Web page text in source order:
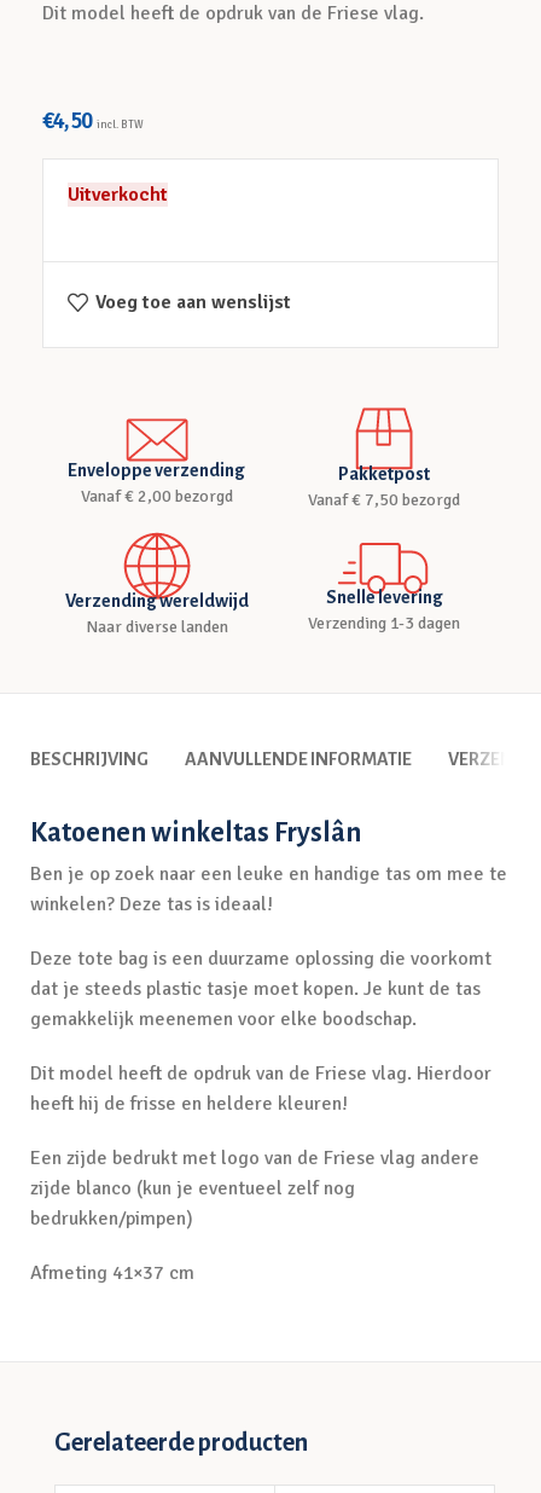
Dit model heeft de opdruk van de Friese vlag.
€4,50 incl. BTW
Uitverkocht
Voeg toe aan wenslijst
Enveloppe verzending
Vanaf € 2,00 bezorgd
Pakketpost
Vanaf € 7,50 bezorgd
Verzending wereldwijd
Naar diverse landen
Snelle levering
Verzending 1-3 dagen
BESCHRIJVING AANVULLENDE INFORMATIE
Katoenen winkeltas Fryslân
Ben je op zoek naar een leuke en handige tas om mee te
winkelen? Deze tas is ideaal!
Deze tote bag is een duurzame oplossing die voorkomt
dat je steeds plastic tasje moet kopen. Je kunt de tas
gemakkelijk meenemen voor elke boodschap.
Dit model heeft de opdruk van de Friese vlag. Hierdoor
heeft hij de frisse en heldere kleuren!
Een zijde bedrukt met logo van de Friese vlag andere
zijde blanco (kun je eventueel zelf nog
bedrukken/pimpen)
Afmeting 41×37 cm
Gerelateerde producten